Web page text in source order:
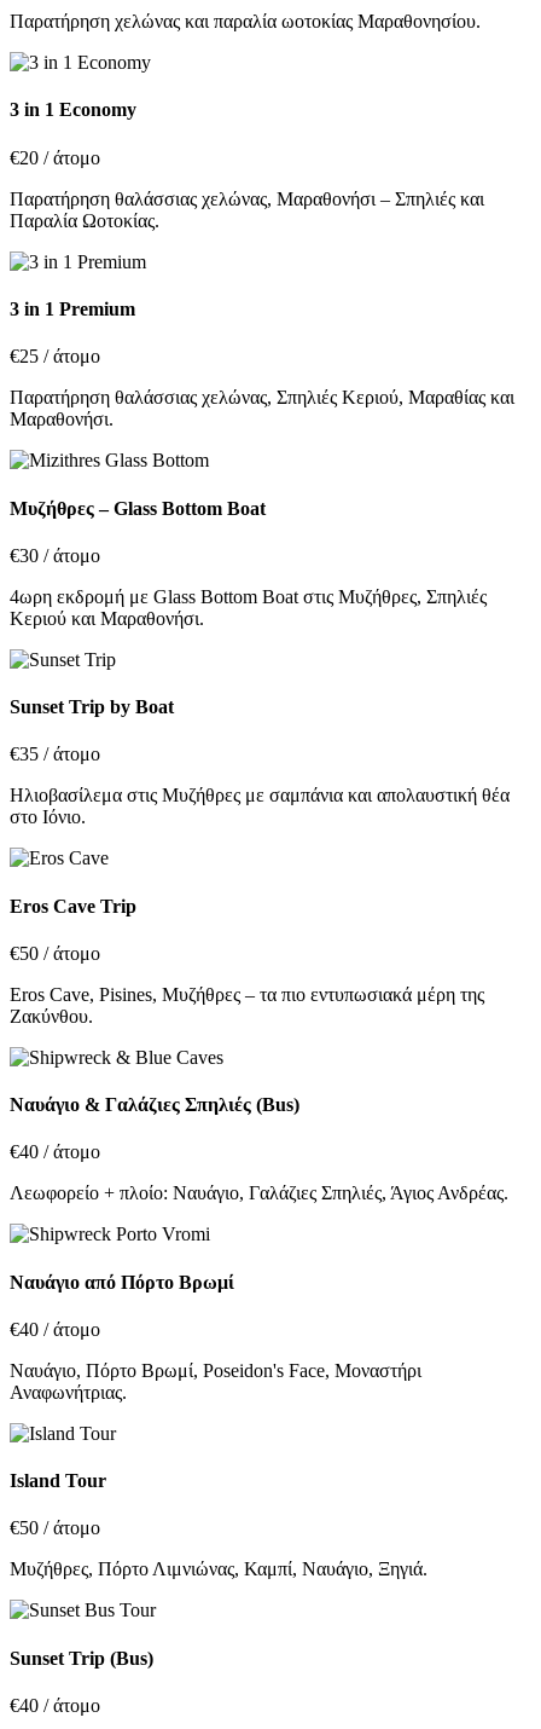
Παρατήρηση χελώνας και παραλία ωοτοκίας Μαραθονησίου.
3 in 1 Economy
€20 / άτομο
Παρατήρηση θαλάσσιας χελώνας, Μαραθονήσι – Σπηλιές και
Παραλία Ωοτοκίας.
3 in 1 Premium
€25 / άτομο
Παρατήρηση θαλάσσιας χελώνας, Σπηλιές Κεριού, Μαραθίας και
Μαραθονήσι.
Μυζήθρες – Glass Bottom Boat
€30 / άτομο
4ωρη εκδρομή με Glass Bottom Boat στις Μυζήθρες, Σπηλιές
Κεριού και Μαραθονήσι.
Sunset Trip by Boat
€35 / άτομο
Ηλιοβασίλεμα στις Μυζήθρες με σαμπάνια και απολαυστική θέα
στο Ιόνιο.
Eros Cave Trip
€50 / άτομο
Eros Cave, Pisines, Μυζήθρες – τα πιο εντυπωσιακά μέρη της
Ζακύνθου.
Ναυάγιο & Γαλάζιες Σπηλιές (Bus)
€40 / άτομο
Λεωφορείο + πλοίο: Ναυάγιο, Γαλάζιες Σπηλιές, Άγιος Ανδρέας.
Ναυάγιο από Πόρτο Βρωμί
€40 / άτομο
Ναυάγιο, Πόρτο Βρωμί, Poseidon's Face, Μοναστήρι
Αναφωνήτριας.
Island Tour
€50 / άτομο
Μυζήθρες, Πόρτο Λιμνιώνας, Καμπί, Ναυάγιο, Ξηγιά.
Sunset Trip (Bus)
€40 / άτομο